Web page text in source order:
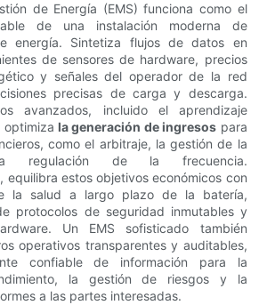
de Energía (EMS) funciona como el
de una instalación moderna de
energía. Sintetiza flujos de datos en
de sensores de hardware, precios
y señales del operador de la red
precisas de carga y descarga.
avanzados, incluido el aprendizaje
optimiza la generación de ingresos para
como el arbitraje, la gestión de la
regulación de la frecuencia.
equilibra estos objetivos económicos con
la salud a largo plazo de la batería,
protocolos de seguridad inmutables y
Un EMS sofisticado también
operativos transparentes y auditables,
confiable de información para la
la gestión de riesgos y la
a las partes interesadas.